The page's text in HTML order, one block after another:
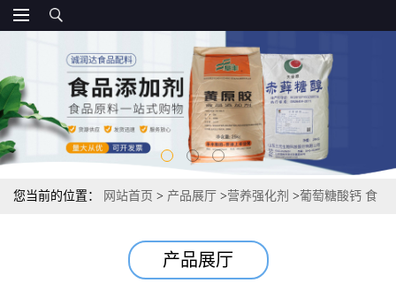
您当前的位置： 网站首页 > 产品展厅 >营养强化剂 >葡萄糖酸钙 食
产品展厅